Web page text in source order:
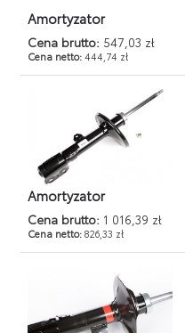
Amortyzator
Cena brutto: 547,03 zł
Cena netto:444,74 zł
Amortyzator
Cena brutto: 1 016,39 zł
Cena netto:826,33 zł